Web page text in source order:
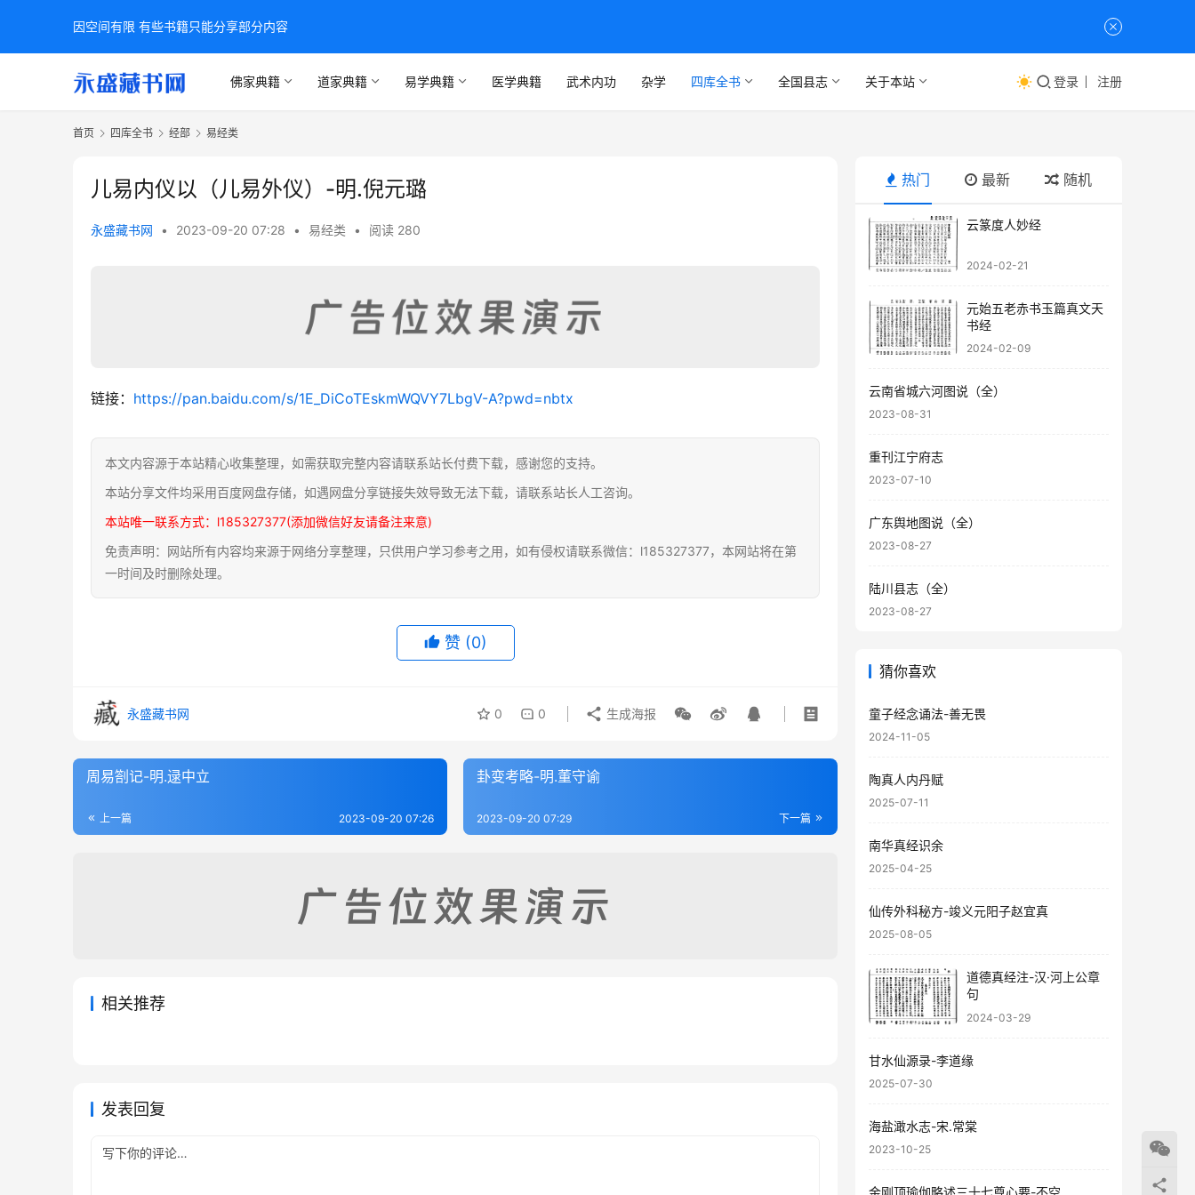
佛家典籍 道家典籍 易学典籍 医学典籍 武术内功 杂学 四库全书 全国县志 关于本站 登录 注册
首页 四库全书 经部 易经类
儿易内仪以（儿易外仪）-明.倪元璐
永盛藏书网 • 2023-09-20 07:28 • 易经类 • 阅读 280
链接： https://pan.baidu.com/s/1E_DiCoTEskmWQVY7LbgV-A?pwd=nbtx
本文内容源于本站精心收集整理，如需获取完整内容请联系站长付费下载，感谢您的支持。
本站分享文件均采用百度网盘存储，如遇网盘分享链接失效导致无法下载，请联系站长人工咨询。
本站唯一联系方式：l185327377(添加微信好友请备注来意)
免责声明：网站所有内容均来源于网络分享整理，只供用户学习参考之用，如有侵权请联系微信：l185327377，本网站将在第
一时间及时删除处理。
赞 (0)
永盛藏书网 0 0 生成海报
周易劄记-明.逯中立
上一篇 2023-09-20 07:26
卦变考略-明.董守谕
下一篇
2023-09-20 07:29
相关推荐
发表回复
热门 最新 随机
云篆度人妙经
2024-02-21
元始五老赤书玉篇真文天
书经
2024-02-09
云南省城六河图说（全）
2023-08-31
重刊江宁府志
2023-07-10
广东舆地图说（全）
2023-08-27
陆川县志（全）
2023-08-27
猜你喜欢
童子经念诵法-善无畏
2024-11-05
陶真人内丹赋
2025-07-11
南华真经识余
2025-04-25
仙传外科秘方-竣义元阳子赵宜真
2025-08-05
道德真经注-汉·河上公章
句
2024-03-29
甘水仙源录-李道缘
2025-07-30
海盐澉水志-宋.常棠
2023-10-25
金刚顶瑜伽略述三十七尊心要-不空
因空间有限 有些书籍只能分享部分内容